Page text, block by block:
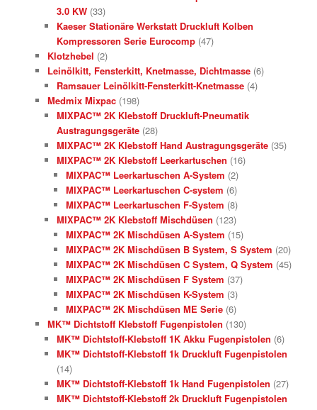
3.0 KW (33)
Kaeser Stationäre Werkstatt Druckluft Kolben
Kompressoren Serie Eurocomp (47)
Klotzhebel (2)
Leinölkitt, Fensterkitt, Knetmasse, Dichtmasse (6)
Ramsauer Leinölkitt-Fensterkitt-Knetmasse (4)
Medmix Mixpac (198)
MIXPAC™ 2K Klebstoff Druckluft-Pneumatik
Austragungsgeräte (28)
MIXPAC™ 2K Klebstoff Hand Austragungsgeräte (35)
MIXPAC™ 2K Klebstoff Leerkartuschen (16)
MIXPAC™ Leerkartuschen A-System (2)
MIXPAC™ Leerkartuschen C-system (6)
MIXPAC™ Leerkartuschen F-System (8)
MIXPAC™ 2K Klebstoff Mischdüsen (123)
MIXPAC™ 2K Mischdüsen A-System (15)
MIXPAC™ 2K Mischdüsen B System, S System (20)
MIXPAC™ 2K Mischdüsen C System, Q System (45)
MIXPAC™ 2K Mischdüsen F System (37)
MIXPAC™ 2K Mischdüsen K-System (3)
MIXPAC™ 2K Mischdüsen ME Serie (6)
MK™ Dichtstoff Klebstoff Fugenpistolen (130)
MK™ Dichtstoff-Klebstoff 1K Akku Fugenpistolen (6)
MK™ Dichtstoff-Klebstoff 1k Druckluft Fugenpistolen
(14)
MK™ Dichtstoff-Klebstoff 1k Hand Fugenpistolen (27)
MK™ Dichtstoff-Klebstoff 2k Druckluft Fugenpistolen